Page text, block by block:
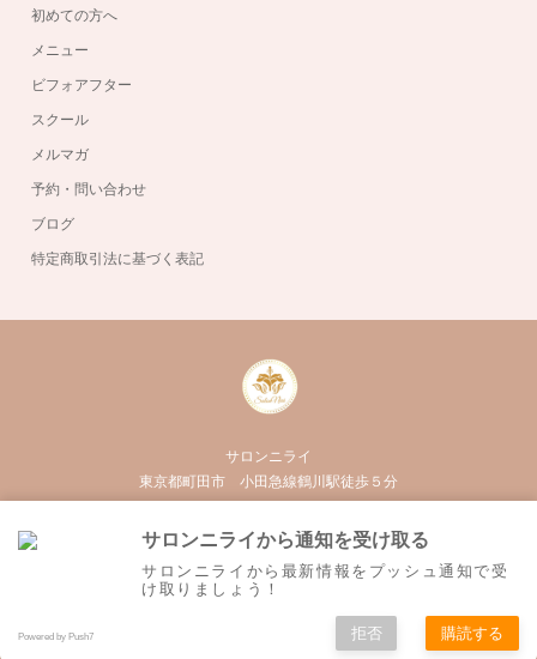
初めての方へ
メニュー
ビフォアフター
スクール
メルマガ
予約・問い合わせ
ブログ
特定商取引法に基づく表記
サロンニライ
東京都町田市 小田急線鶴川駅徒歩５分
FacebookInstagram
RSS
©町田市の外反母趾・O脚・むくみ専門サロン｜サロンニライ. All Rights Reserved.
サロンニライから通知を受け取る
サロンニライから最新情報をプッシュ通知で受
け取りましょう！
Powered by Push7 拒否 購読する